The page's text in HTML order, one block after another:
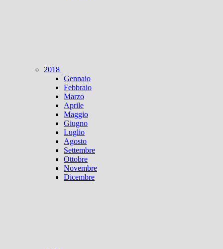
2018
Gennaio
Febbraio
Marzo
Aprile
Maggio
Giugno
Luglio
Agosto
Settembre
Ottobre
Novembre
Dicembre